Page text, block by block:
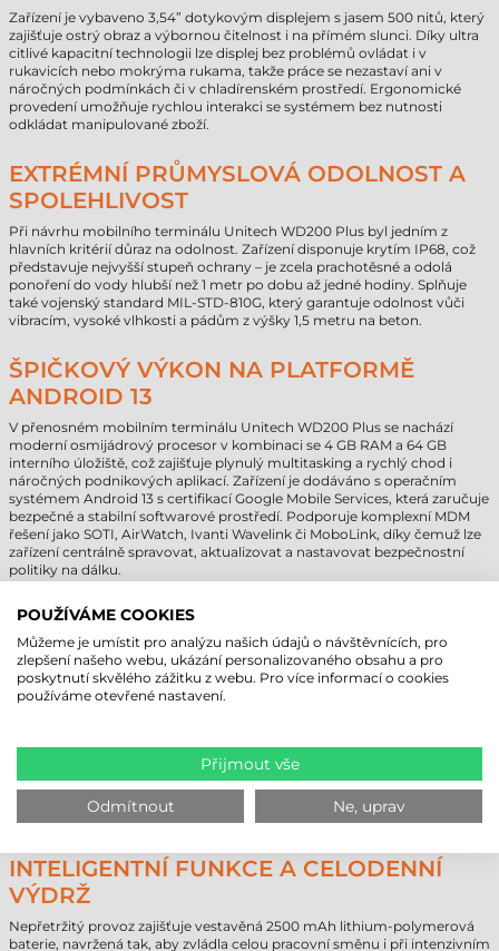
Zařízení je vybaveno 3,54” dotykovým displejem s jasem 500 nitů, který
zajišťuje ostrý obraz a výbornou čitelnost i na přímém slunci. Díky ultra
citlivé kapacitní technologii lze displej bez problémů ovládat i v
rukavicích nebo mokrýma rukama, takže práce se nezastaví ani v
náročných podmínkách či v chladírenském prostředí. Ergonomické
provedení umožňuje rychlou interakci se systémem bez nutnosti
odkládat manipulované zboží.
EXTRÉMNÍ PRŮMYSLOVÁ ODOLNOST A
SPOLEHLIVOST
Při návrhu mobilního terminálu Unitech WD200 Plus byl jedním z
hlavních kritérií důraz na odolnost. Zařízení disponuje krytím IP68, což
představuje nejvyšší stupeň ochrany – je zcela prachotěsné a odolá
ponoření do vody hlubší než 1 metr po dobu až jedné hodiny. Splňuje
také vojenský standard MIL-STD-810G, který garantuje odolnost vůči
vibracím, vysoké vlhkosti a pádům z výšky 1,5 metru na beton.
ŠPIČKOVÝ VÝKON NA PLATFORMĚ
ANDROID 13
V přenosném mobilním terminálu Unitech WD200 Plus se nachází
moderní osmijádrový procesor v kombinaci se 4 GB RAM a 64 GB
interního úložiště, což zajišťuje plynulý multitasking a rychlý chod i
náročných podnikových aplikací. Zařízení je dodáváno s operačním
systémem Android 13 s certifikací Google Mobile Services, která zaručuje
bezpečné a stabilní softwarové prostředí. Podporuje komplexní MDM
řešení jako SOTI, AirWatch, Ivanti Wavelink či MoboLink, díky čemuž lze
zařízení centrálně spravovat, aktualizovat a nastavovat bezpečnostní
politiky na dálku.
POKROČILÝ SBĚR DAT A WI-FI 6
KONEKTIVITA
Mobilní terminál Unitech WD200 Plus vyniká také v oblasti sběru dat.
Integrovaný 16MP zadní fotoaparát je vhodný nejen pro dokumentaci,
6 s 2x2 MU-MIMO anténou, která zajišťuje stabilnější připojení, nižší
latenci a vyšší přenosové rychlosti i ve skladech s hustým pokrytím sítě.
Podpora Bluetooth 5.0 umožňuje bezproblémové párování s
bezdrátovými prstencovými skenery, Bluetooth headsety nebo
řešeními typu Head-Up Display.
INTELIGENTNÍ FUNKCE A CELODENNÍ
VÝDRŽ
Nepřetržitý provoz zajišťuje vestavěná 2500 mAh lithium-polymerová
baterie, navržená tak, aby zvládla celou pracovní směnu i při intenzivním
POUŽÍVÁME COOKIES
Můžeme je umístit pro analýzu našich údajů o návštěvnících, pro
zlepšení našeho webu, ukázání personalizovaného obsahu a pro
poskytnutí skvělého zážitku z webu. Pro více informací o cookies
používáme otevřené nastavení.
Přijmout vše
Odmítnout Ne, uprav